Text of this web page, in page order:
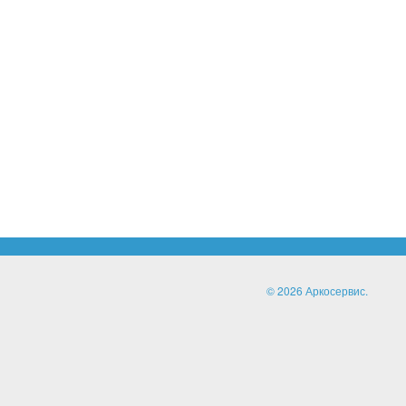
© 2026 Аркосервис.